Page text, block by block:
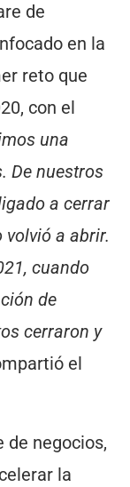
de
en la
reto que
con el
una
De nuestros
a cerrar
volvió a abrir.
cuando
de
cerraron y
el
de negocios,
la